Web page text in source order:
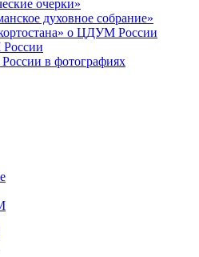
очерки»
духовное собрание»
о ЦДУМ России
в фотографиях